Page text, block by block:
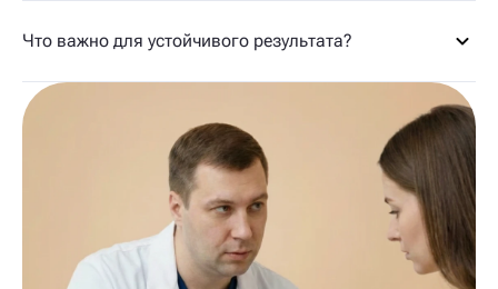
Что важно для устойчивого результата?